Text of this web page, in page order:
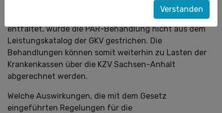
Durch das GKV-Finanzstabilisierungsgesetz, welches
Wirkung auf die Vergütung der Jahre 2023 und 2024
entfaltet, wurde die PAR-Behandlung nicht aus dem
Leistungskatalog der GKV gestrichen. Die
Behandlungen können somit weiterhin zu Lasten der
Krankenkassen über die KZV Sachsen-Anhalt
abgerechnet werden.
Welche Auswirkungen, die mit dem Gesetz
eingeführten Regelungen für die
Verstanden